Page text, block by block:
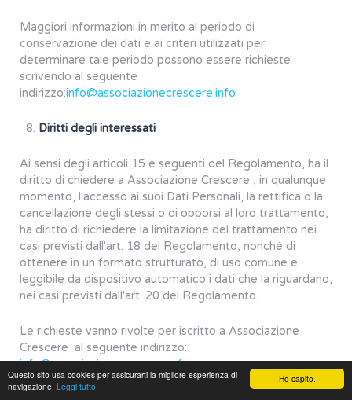
Ho capito.
Questo sito usa cookies per assicurarti la migliore esperienza di
navigazione. Leggi tutto
Maggiori informazioni in merito al periodo di
conservazione dei dati e ai criteri utilizzati per
determinare tale periodo possono essere richieste
scrivendo al seguente
indirizzo:info@associazionecrescere.info
Diritti degli interessati
Ai sensi degli articoli 15 e seguenti del Regolamento, ha il
diritto di chiedere a Associazione Crescere , in qualunque
momento, l'accesso ai suoi Dati Personali, la rettifica o la
cancellazione degli stessi o di opporsi al loro trattamento,
ha diritto di richiedere la limitazione del trattamento nei
casi previsti dall'art. 18 del Regolamento, nonché di
ottenere in un formato strutturato, di uso comune e
leggibile da dispositivo automatico i dati che la riguardano,
nei casi previsti dall'art. 20 del Regolamento.
Le richieste vanno rivolte per iscritto a Associazione
Crescere al seguente indirizzo:
info@associazionecrescere.info